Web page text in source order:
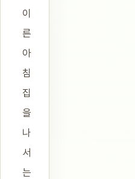
이
른
아
침
집
을
나
서
는